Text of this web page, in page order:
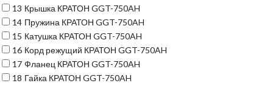
13 Крышка КРАТОН GGT-750AH
14 Пружина КРАТОН GGT-750AH
15 Катушка КРАТОН GGT-750AH
16 Корд режущий КРАТОН GGT-750AH
17 Фланец КРАТОН GGT-750AH
18 Гайка КРАТОН GGT-750AH